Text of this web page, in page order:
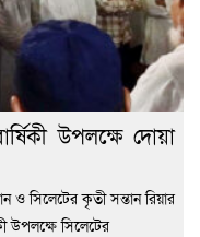
উপলক্ষে দোয়া
ও সিলেটের কৃতী সন্তান রিয়ার
উপলক্ষে সিলেটের